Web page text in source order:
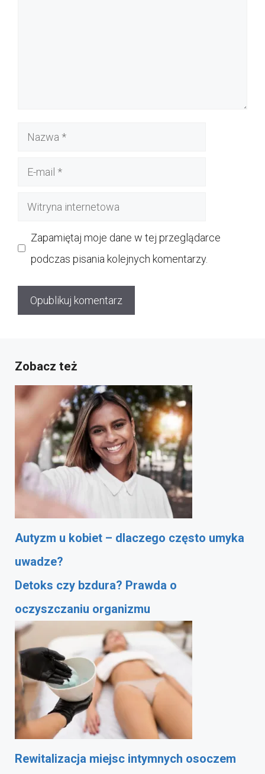
Nazwa
Witryna
Zapamiętaj moje dane w tej przeglądarce
podczas pisania kolejnych komentarzy.
Zobacz też
Autyzm u kobiet – dlaczego często umyka
uwadze?
Detoks czy bzdura? Prawda o
oczyszczaniu organizmu
Rewitalizacja miejsc intymnych osoczem